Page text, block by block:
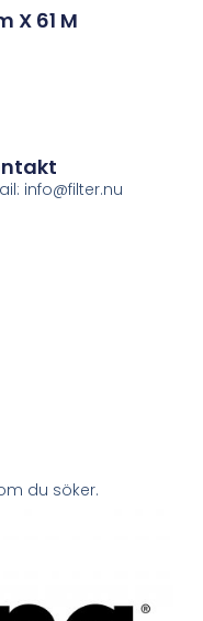
X 61 M
du söker.
info@filter.nu